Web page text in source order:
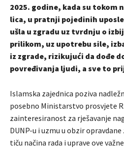
2025. godine, kada su tokom
lica, u pratnji pojedinih
ušla u zgradu uz tvrdnju o
prilikom, uz upotrebu sile,
iz zgrade, rizikujući da dođe
povređivanja ljudi, a sve to
Islamska zajednica poziva
posebno Ministarstvo prosvjete
zainteresiranost za rješavanje
DUNP-u i uzmu u obzir
tiču načina rada i uprave ove